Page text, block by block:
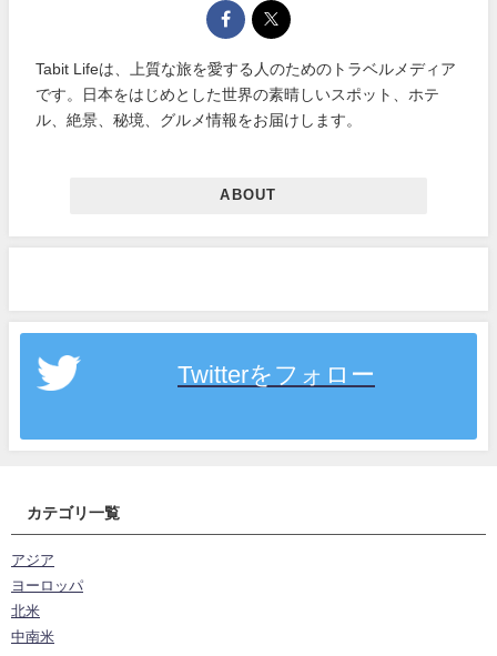
Tabit Lifeは、上質な旅を愛する人のためのトラベルメディア
です。日本をはじめとした世界の素晴しいスポット、ホテ
ル、絶景、秘境、グルメ情報をお届けします。
ABOUT
Twitterをフォロー
カテゴリ一覧
アジア
ヨーロッパ
北米
中南米